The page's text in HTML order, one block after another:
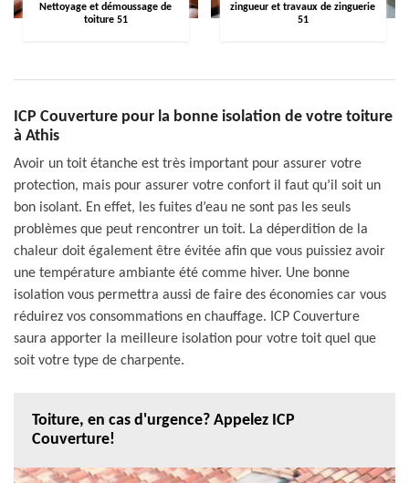
Nettoyage et démoussage de
toiture 51
zingueur et travaux de zinguerie
51
ICP Couverture pour la bonne isolation de votre toiture
à Athis
Avoir un toit étanche est très important pour assurer votre
protection, mais pour assurer votre confort il faut qu’il soit un
bon isolant. En effet, les fuites d’eau ne sont pas les seuls
problèmes que peut rencontrer un toit. La déperdition de la
chaleur doit également être évitée afin que vous puissiez avoir
une température ambiante été comme hiver. Une bonne
isolation vous permettra aussi de faire des économies car vous
réduirez vos consommations en chauffage. ICP Couverture
saura apporter la meilleure isolation pour votre toit quel que
soit votre type de charpente.
Toiture, en cas d'urgence? Appelez ICP
Couverture!